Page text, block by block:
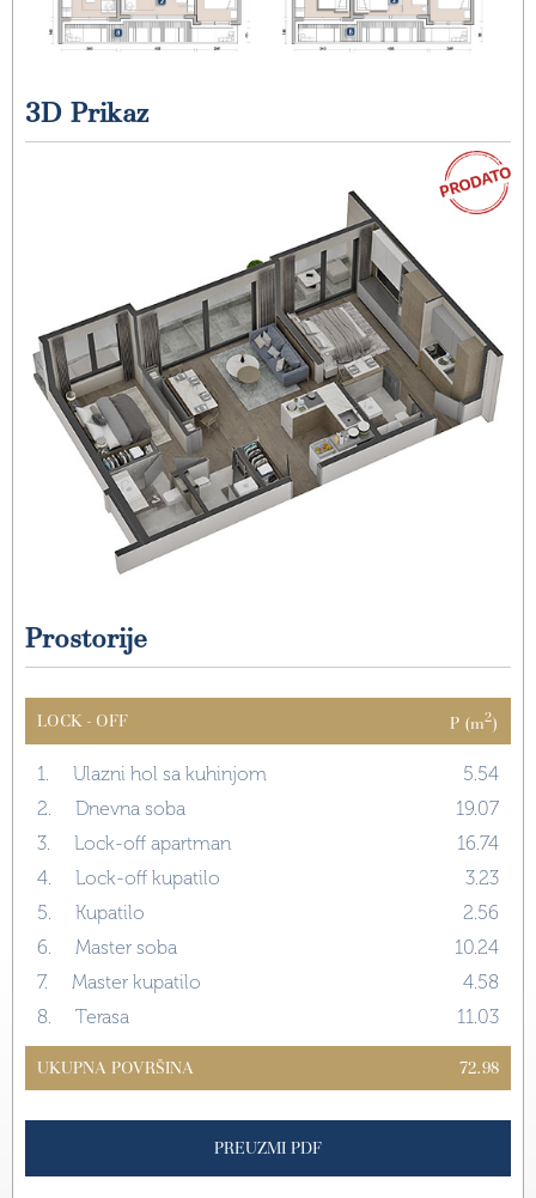
3D Prikaz
Prostorije
LOCK - OFF P (m2)
1. Ulazni hol sa kuhinjom
5.54
2.
Dnevna soba
19.07
3.
Lock-off apartman
16.74
4.
Lock-off kupatilo
3.23
5.
Kupatilo
2.56
6.
Master soba
10.24
7.
Master kupatilo
4.58
8.
Terasa 11.03
UKUPNA POVRŠINA 72.98
PREUZMI PDF